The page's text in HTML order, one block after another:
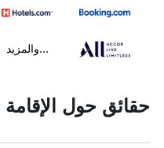
...والمزيد
حقائق حول